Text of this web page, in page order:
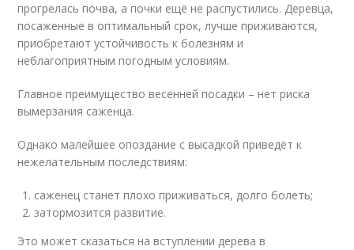
прогрелась почва, а почки ещё не распустились. Деревца,
посаженные в оптимальный срок, лучше приживаются,
приобретают устойчивость к болезням и
неблагоприятным погодным условиям.
Главное преимущество весенней посадки – нет риска
вымерзания саженца.
Однако малейшее опоздание с высадкой приведёт к
нежелательным последствиям:
саженец станет плохо приживаться, долго болеть;
затормозится развитие.
Это может сказаться на вступлении дерева в